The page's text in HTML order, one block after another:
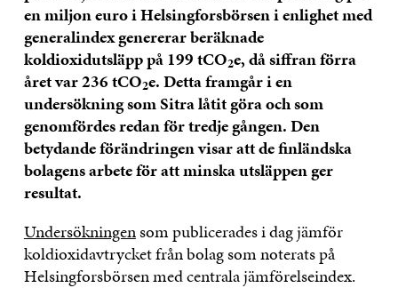
en miljon euro i Helsingforsbörsen i enlighet med
generalindex genererar beräknade
koldioxidutsläpp på 199 tCO2e, då siffran förra
året var 236 tCO2e.Detta framgår i en
undersökning som Sitra låtit göra och som
genomfördes redan för tredje gången.Den
betydande förändringen visar att de finländska
bolagens arbete för att minska utsläppen ger
resultat.
Undersökningensom publicerades i dag jämför
koldioxidavtrycket från bolag som noterats på
Helsingforsbörsen med centrala jämförelseindex.